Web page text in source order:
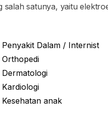
satunya, yaitu
Penyakit Dalam / Internist
Orthopedi
Dermatologi
Kardiologi
Kesehatan anak